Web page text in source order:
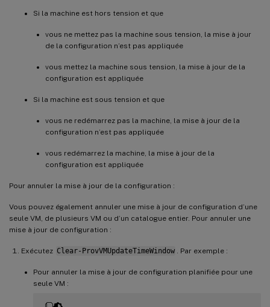
Si la machine est hors tension et que
vous ne mettez pas la machine sous tension, la mise à jour
de la configuration n’est pas appliquée
vous mettez la machine sous tension, la mise à jour de la
configuration est appliquée
Si la machine est sous tension et que
vous ne redémarrez pas la machine, la mise à jour de la
configuration n’est pas appliquée
vous redémarrez la machine, la mise à jour de la
configuration est appliquée
Pour annuler la mise à jour de la configuration :
Vous pouvez également annuler une mise à jour de configuration d’une
seule VM, de plusieurs VM ou d’un catalogue entier. Pour annuler une
mise à jour de configuration :
Exécutez Clear-ProvVMUpdateTimeWindow . Par exemple :
Pour annuler la mise à jour de configuration planifiée pour une
seule VM :